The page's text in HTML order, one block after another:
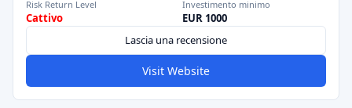
Risk Return Level
Cattivo
Investimento minimo
EUR 1000
Lascia una recensione
Visit Website